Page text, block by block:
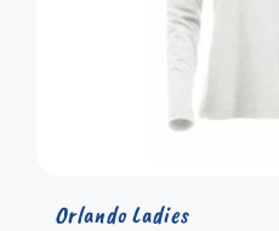
Orlando Ladies